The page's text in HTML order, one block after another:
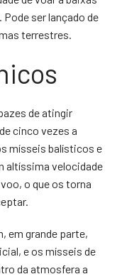
ser lançado de
terrestres.
de atingir
cinco vezes a
mísseis balísticos e
altíssima velocidade
o que os torna
em grande parte,
e os mísseis de
da atmosfera a